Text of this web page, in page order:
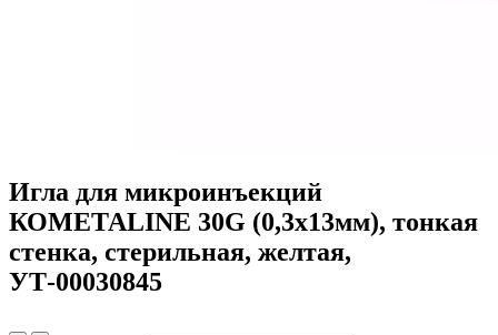
Игла для микроинъекций
КОМЕТАLINE 30G (0,3х13мм), тонкая
стенка, стерильная, желтая,
УТ-00030845